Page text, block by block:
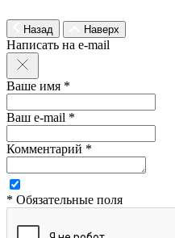
Назад Наверх
Написать на e-mail
Ваше имя *
Ваш e-mail *
Комментарий *
* Обязательные поля